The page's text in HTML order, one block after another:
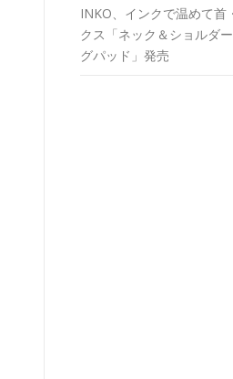
INKO、インクで温めて首
クス「ネック＆ショルダ
グパッド」発売